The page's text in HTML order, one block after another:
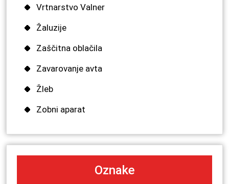
Vrtnarstvo Valner
Žaluzije
Zaščitna oblačila
Zavarovanje avta
Žleb
Zobni aparat
Oznake